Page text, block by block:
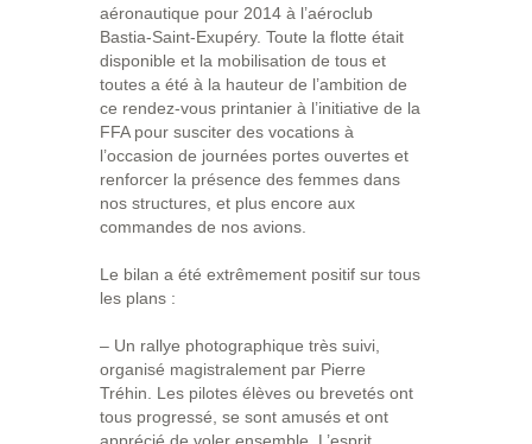
aéronautique pour 2014 à l’aéroclub
Bastia-Saint-Exupéry. Toute la flotte était
disponible et la mobilisation de tous et
toutes a été à la hauteur de l’ambition de
ce rendez-vous printanier à l’initiative de la
FFA pour susciter des vocations à
l’occasion de journées portes ouvertes et
renforcer la présence des femmes dans
nos structures, et plus encore aux
commandes de nos avions.
Le bilan a été extrêmement positif sur tous
les plans :
– Un rallye photographique très suivi,
organisé magistralement par Pierre
Tréhin. Les pilotes élèves ou brevetés ont
tous progressé, se sont amusés et ont
apprécié de voler ensemble. L’esprit